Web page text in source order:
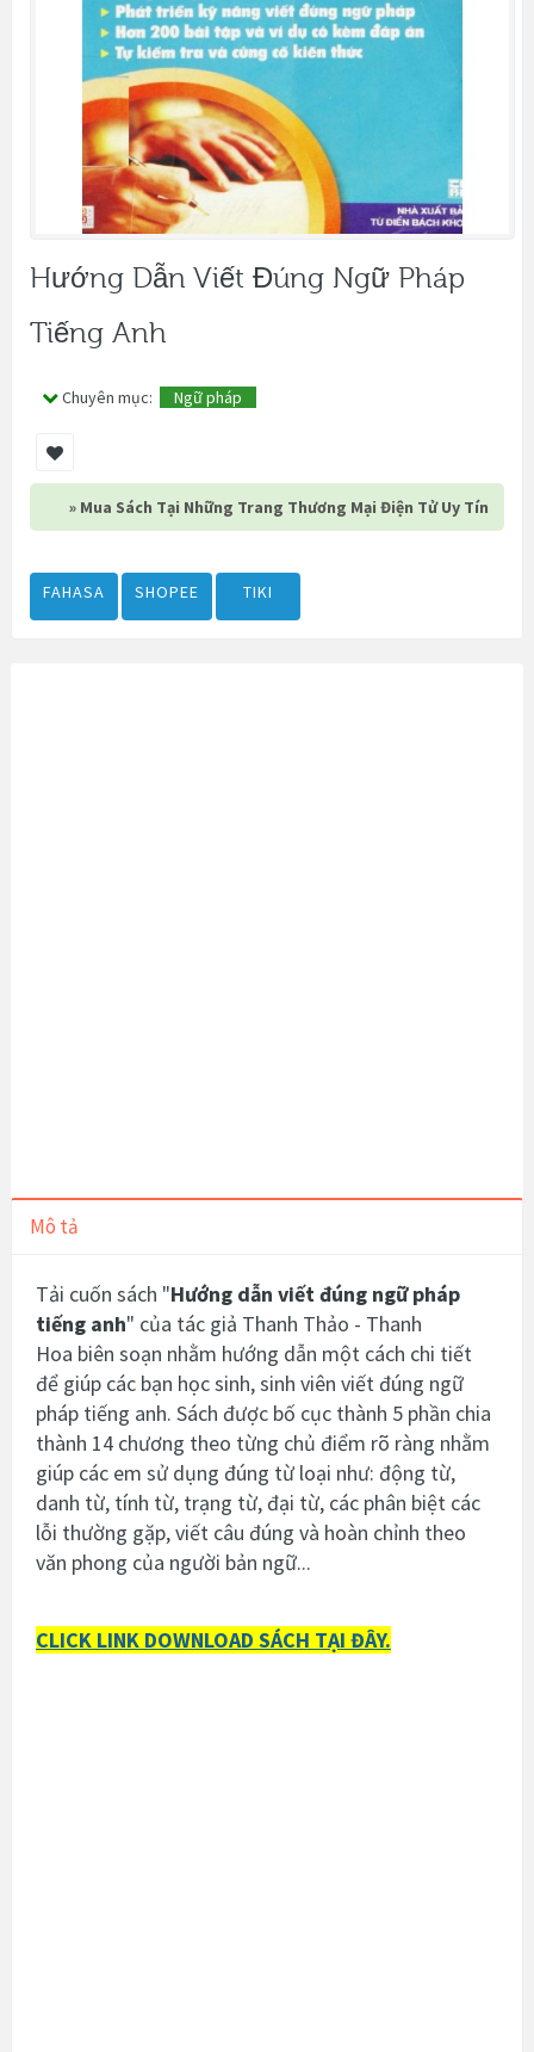
Hướng Dẫn Viết Đúng Ngữ Pháp
Tiếng Anh
Chuyên mục: Ngữ pháp
» Mua Sách Tại Những Trang Thương Mại Điện Tử Uy Tín
FAHASA SHOPEE TIKI
Mô tả
Tải cuốn sách "Hướng dẫn viết đúng ngữ pháp
tiếng anh" của tác giả Thanh Thảo - Thanh
Hoa biên soạn nhằm hướng dẫn một cách chi tiết
để giúp các bạn học sinh, sinh viên viết đúng ngữ
pháp tiếng anh. Sách được bố cục thành 5 phần chia
thành 14 chương theo từng chủ điểm rõ ràng nhằm
giúp các em sử dụng đúng từ loại như: động từ,
danh từ, tính từ, trạng từ, đại từ, các phân biệt các
lỗi thường gặp, viết câu đúng và hoàn chỉnh theo
văn phong của người bản ngữ...
CLICK LINK DOWNLOAD SÁCH TẠI ĐÂY.